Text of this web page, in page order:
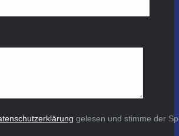
gelesen und stimme der